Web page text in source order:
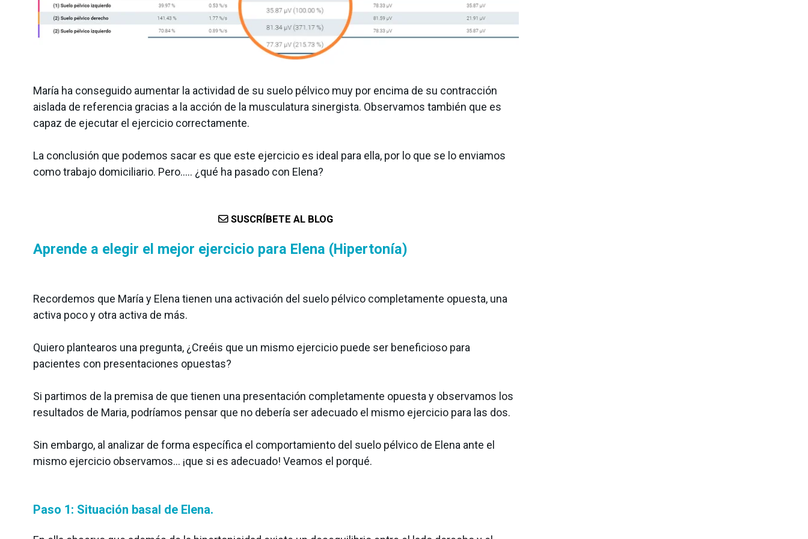
María ha conseguido aumentar la actividad de su suelo pélvico muy por encima de su contracción
aislada de referencia gracias a la acción de la musculatura sinergista. Observamos también que es
capaz de ejecutar el ejercicio correctamente.
La conclusión que podemos sacar es que este ejercicio es ideal para ella, por lo que se lo enviamos
como trabajo domiciliario. Pero….. ¿qué ha pasado con Elena?
SUSCRÍBETE AL BLOG
Aprende a elegir el mejor ejercicio para Elena (Hipertonía)
Recordemos que María y Elena tienen una activación del suelo pélvico completamente opuesta, una
activa poco y otra activa de más.
Quiero plantearos una pregunta, ¿Creéis que un mismo ejercicio puede ser beneficioso para
pacientes con presentaciones opuestas?
Si partimos de la premisa de que tienen una presentación completamente opuesta y observamos los
resultados de Maria, podríamos pensar que no debería ser adecuado el mismo ejercicio para las dos.
Sin embargo, al analizar de forma específica el comportamiento del suelo pélvico de Elena ante el
mismo ejercicio observamos… ¡que si es adecuado! Veamos el porqué.
Paso 1: Situación basal de Elena.